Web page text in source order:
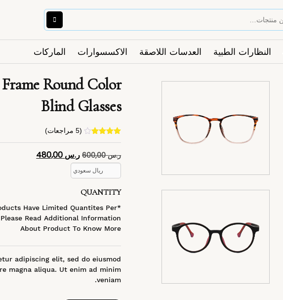
النظارات الطبية العدسات اللاصقة الاكسسوارات الماركات
Round Color
Blind Glasses
تم التقييم
5 بناءً على
تقييم
4
عملاء
(
5 مراجعات)
ر.س600,00 ر.س
ريال سعودي
QUANTITY
Have Limited Quantites Per
Read Additional Information
About Product To Know More
adipiscing elit, sed do eiusmod
magna aliqua. Ut enim ad minim
veniam.